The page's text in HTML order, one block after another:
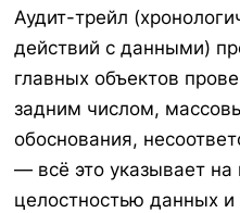
Аудит-трейл
действий с данными)
главных объектов
задним числом,
обоснования,
— всё это указывает
целостностью данных и